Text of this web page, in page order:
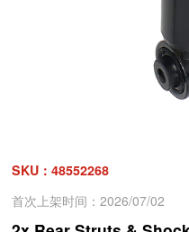
SKU：48552268
首次上架时间：2026/07/02